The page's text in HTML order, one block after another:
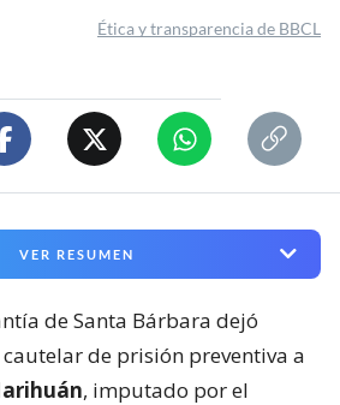
Ética y transparencia de BBCL
VER RESUMEN
de Santa Bárbara dejó
de prisión preventiva a
, imputado por el